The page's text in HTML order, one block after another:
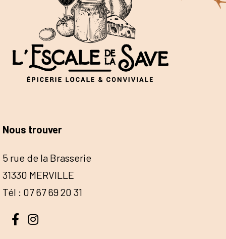
Nous trouver
5 rue de la Brasserie
31330 MERVILLE
Tél : 07 67 69 20 31